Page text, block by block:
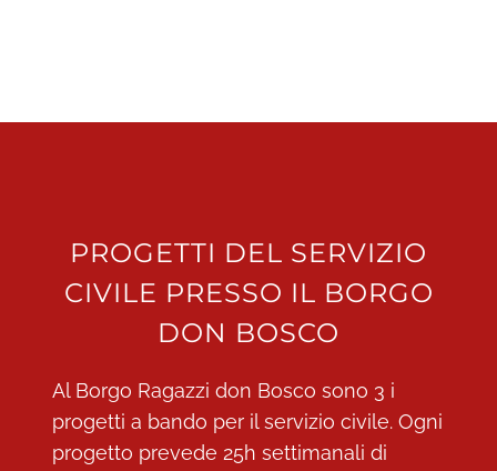
PROGETTI DEL SERVIZIO
CIVILE PRESSO IL BORGO
DON BOSCO
Al Borgo Ragazzi don Bosco sono 3 i
progetti a bando per il servizio civile. Ogni
progetto prevede 25h settimanali di